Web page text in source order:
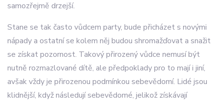
samozřejmě drzejší.
Stane se tak často vůdcem party, bude přicházet s novými
nápady a ostatní se kolem něj budou shromažďovat a snažit
se získat pozornost. Takový přirozený vůdce nemusí být
nutně rozmazlované dítě, ale předpoklady pro to mají i jiní,
avšak vždy je přirozenou podmínkou sebevědomí. Lidé jsou
klidnější, když následují sebevědomé, jelikož získávají